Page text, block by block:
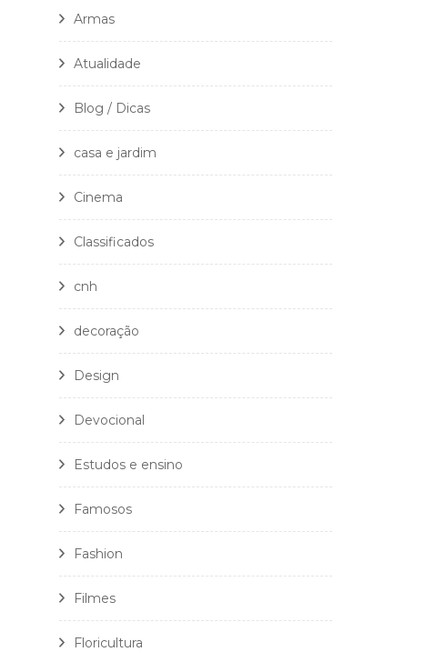
Armas
Atualidade
Blog / Dicas
casa e jardim
Cinema
Classificados
cnh
decoração
Design
Devocional
Estudos e ensino
Famosos
Fashion
Filmes
Floricultura